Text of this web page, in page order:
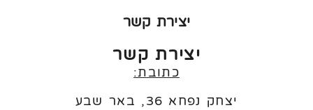
יצירת קשר
יצירת קשר
כתובת:
יצחק נפחא 36, באר שבע